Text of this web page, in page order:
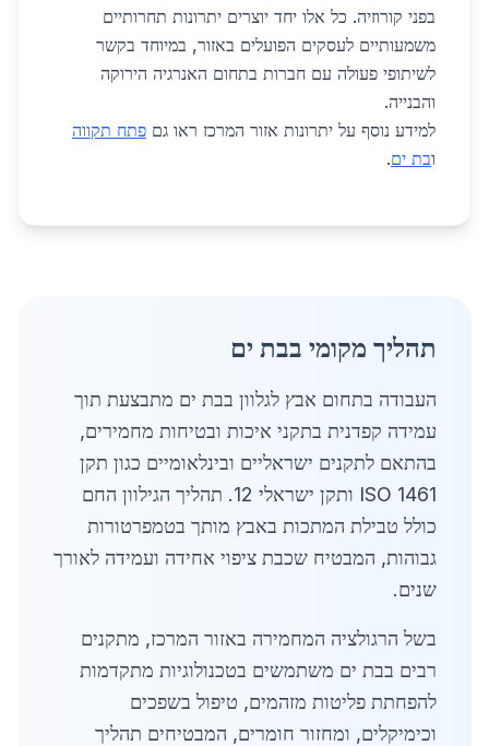
בפני קורוזיה. כל אלו יחד יוצרים יתרונות תחרותיים
משמעותיים לעסקים הפועלים באזור, במיוחד בקשר
לשיתופי פעולה עם חברות בתחום האנרגיה הירוקה
והבנייה.
למידע נוסף על יתרונות אזור המרכז ראו גם פתח תקווה
ובת ים.
תהליך מקומי בבת ים
העבודה בתחום אבץ לגלוון בבת ים מתבצעת תוך
עמידה קפדנית בתקני איכות ובטיחות מחמירים,
בהתאם לתקנים ישראליים ובינלאומיים כגון תקן
ISO 1461 ותקן ישראלי 12. תהליך הגילוון החם
כולל טבילת המתכות באבץ מותך בטמפרטורות
גבוהות, המבטיח שכבת ציפוי אחידה ועמידה לאורך
שנים.
בשל הרגולציה המחמירה באזור המרכז, מתקנים
רבים בבת ים משתמשים בטכנולוגיות מתקדמות
להפחתת פליטות מזהמים, טיפול בשפכים
וכימיקלים, ומחזור חומרים, המבטיחים תהליך